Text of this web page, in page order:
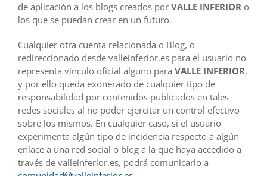
de aplicación a los blogs creados por VALLE INFERIORo
los que se puedan crear en un futuro.
Cualquier otra cuenta relacionada o Blog, o
redireccionado desde valleinferior.es para el usuario no
representa vínculo oficial alguno para VALLE INFERIOR,
y por ello queda exonerado de cualquier tipo de
responsabilidad por contenidos publicados en tales
redes sociales al no poder ejercitar un control efectivo
sobre los mismos. En cualquier caso, si el usuario
experimenta algún tipo de incidencia respecto a algún
enlace a una red social o blog a la que haya accedido a
través de valleinferior.es, podrá comunicarlo a